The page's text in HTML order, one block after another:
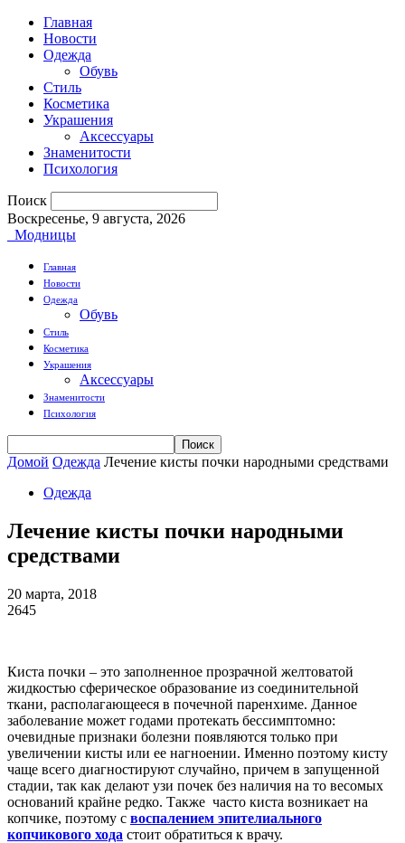
Главная
Новости
Одежда
Обувь
Стиль
Косметика
Украшения
Аксессуары
Знаменитости
Психология
Поиск
Воскресенье, 9 августа, 2026
Модницы
Главная
Новости
Одежда
Обувь
Стиль
Косметика
Украшения
Аксессуары
Знаменитости
Психология
Домой Одежда Лечение кисты почки народными средствами
Одежда
Лечение кисты почки народными
средствами
20 марта, 2018
2645
Киста почки – это заполненное прозрачной желтоватой
жидкостью сферическое образование из соединительной
ткани, располагающееся в почечной паренхиме. Данное
заболевание может годами протекать бессимптомно:
очевидные признаки болезни появляются только при
увеличении кисты или ее нагноении. Именно поэтому кисту
чаще всего диагностируют случайно, причем в запущенной
стадии, так как делают узи почек без наличия на то весомых
оснований крайне редко. Также часто киста возникает на
копчике, поэтому с воспалением эпителиального
копчикового хода стоит обратиться к врачу.